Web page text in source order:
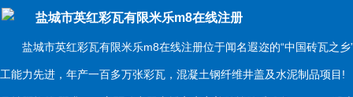
盐城市英红彩瓦有限米乐m8在线注册
盐城市英红彩瓦有限米乐m8在线注册位于闻名遐迩的“中国砖瓦之乡
工能力先进，年产一百多万张彩瓦，混凝土钢纤维井盖及水泥制品项